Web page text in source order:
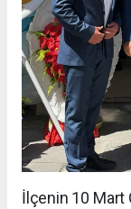
İlçenin 10 Mart